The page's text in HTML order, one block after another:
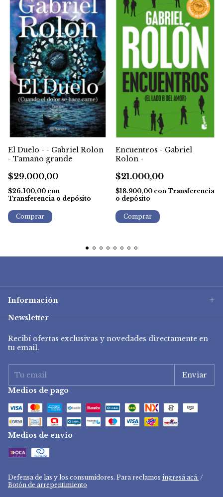
El Duelo - - Gabriel Rolon
- Tamaño grande
$29.000,00
$26.100,00 con
Transferencia o depósito
Encuentros - Gabriel
Rolon -
$21.000,00
$18.900,00 con Transferencia
o depósito
Información
Newsletter
Recibí ofertas exclusivas y novedades directamente en
tu email.
Medios de pago
Medios de envío
Defensa de las y los consumidores. Para reclamos ingresá acá. /
Botón de arrepentimiento